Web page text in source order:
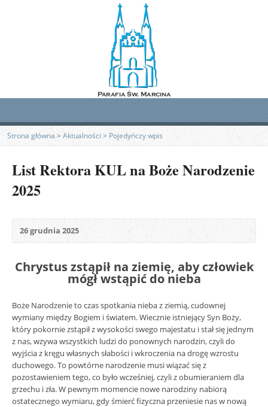
Strona główna> Aktualności > Pojedyńczy wpis
List Rektora KUL na Boże Narodzenie
2025
26 grudnia 2025
Chrystus zstąpił na ziemię, aby człowiek
mógł wstąpić do nieba
Boże Narodzenie to czas spotkania nieba z ziemią, cudownej
wymiany między Bogiem i światem. Wiecznie istniejący Syn Boży,
który pokornie zstąpił z wysokości swego majestatu i stał się jednym
z nas, wzywa wszystkich ludzi do ponownych narodzin, czyli do
wyjścia z kręgu własnych słabości i wkroczenia na drogę wzrostu
duchowego. To powtórne narodzenie musi wiązać się z
pozostawieniem tego, co było wcześniej, czyli z obumieraniem dla
grzechu i zła. W pewnym momencie nowe narodziny nabiorą
ostatecznego wymiaru, gdy śmierć fizyczna przeniesie nas w nową